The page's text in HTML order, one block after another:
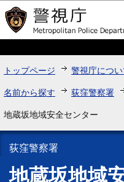
このペー
トップページ 警視庁につい
名前から探す 荻窪警察署
地蔵坂地域安全センター
荻窪警察署
地蔵坂地域